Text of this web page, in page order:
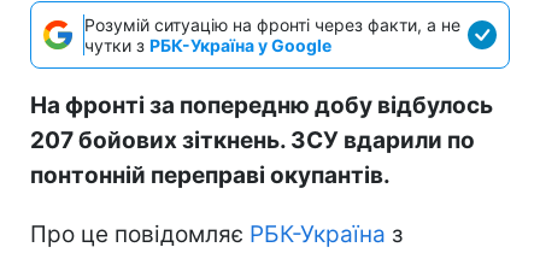
Розумій ситуацію на фронті через факти, а не
чутки з РБК-Україна у Google
На фронті за попередню добу відбулось
207 бойових зіткнень. ЗСУ вдарили по
понтонній переправі окупантів.
Про це повідомляє РБК-Україна з